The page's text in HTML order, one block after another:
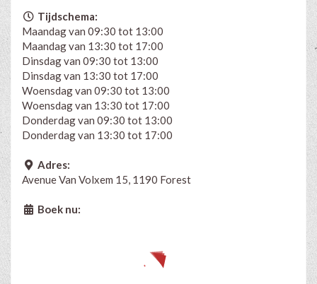
Tijdschema:
Maandag van 09:30 tot 13:00
Maandag van 13:30 tot 17:00
Dinsdag van 09:30 tot 13:00
Dinsdag van 13:30 tot 17:00
Woensdag van 09:30 tot 13:00
Woensdag van 13:30 tot 17:00
Donderdag van 09:30 tot 13:00
Donderdag van 13:30 tot 17:00
Adres:
Avenue Van Volxem 15, 1190 Forest
Boek nu: